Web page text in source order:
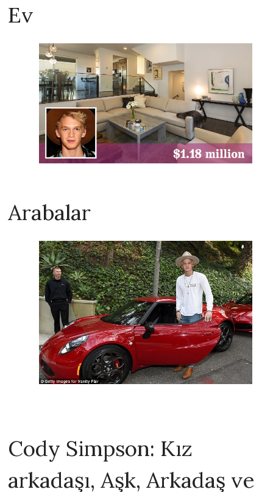
Ev
Arabalar
Cody Simpson: Kız
arkadaşı, Aşk, Arkadaş ve